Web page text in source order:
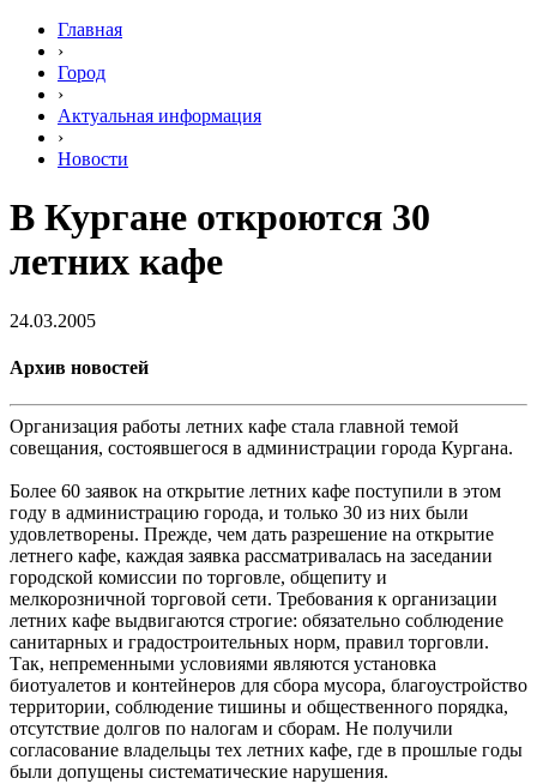
Главная
›
Город
›
Актуальная информация
›
Новости
В Кургане откроются 30
летних кафе
24.03.2005
Архив новостей
Организация работы летних кафе стала главной темой
совещания, состоявшегося в администрации города Кургана.
Более 60 заявок на открытие летних кафе поступили в этом
году в администрацию города, и только 30 из них были
удовлетворены. Прежде, чем дать разрешение на открытие
летнего кафе, каждая заявка рассматривалась на заседании
городской комиссии по торговле, общепиту и
мелкорозничной торговой сети. Требования к организации
летних кафе выдвигаются строгие: обязательно соблюдение
санитарных и градостроительных норм, правил торговли.
Так, непременными условиями являются установка
биотуалетов и контейнеров для сбора мусора, благоустройство
территории, соблюдение тишины и общественного порядка,
отсутствие долгов по налогам и сборам. Не получили
согласование владельцы тех летних кафе, где в прошлые годы
были допущены систематические нарушения.